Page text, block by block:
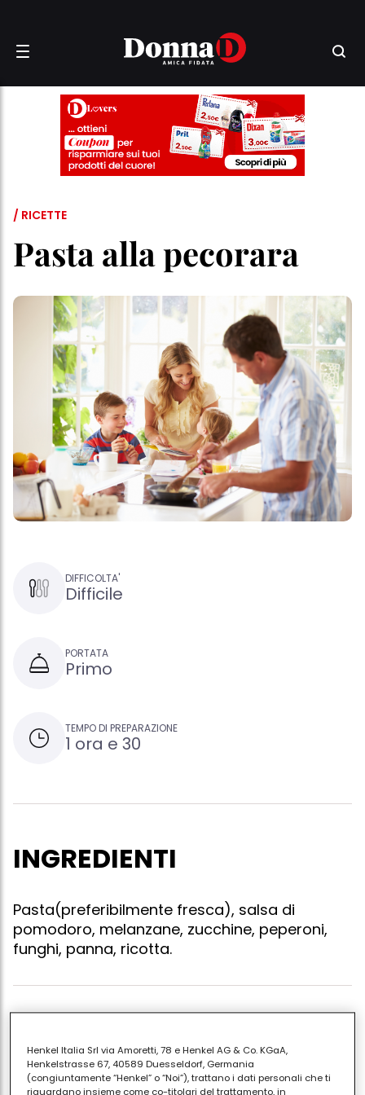
/ RICETTE
Pasta alla pecorara
DIFFICOLTA'
Difficile
PORTATA
Primo
TEMPO DI PREPARAZIONE
1 ora e 30
INGREDIENTI
Pasta(preferibilmente fresca), salsa di
pomodoro, melanzane, zucchine, peperoni,
funghi, panna, ricotta.
tutte insieme con olio e se necessario un po' di dado
granulare. quasi a fine cottura aggiungere un po' di
salsa di pomodoro già condita con olio e sale. a fine
Henkel Italia Srl via Amoretti, 78 e Henkel AG & Co. KGaA,
Henkelstrasse 67, 40589 Duesseldorf, Germania
(congiuntamente “Henkel” o “Noi”), trattano i dati personali che ti
riguardano insieme come co-titolari del trattamento, in